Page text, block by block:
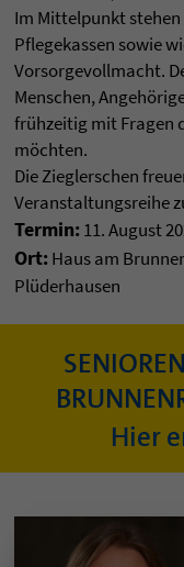
Im Mittelpunkt
Pflegekassen sowie
Vorsorgevollmacht.
Menschen,
frühzeitig mit Fragen
möchten.
Die Zieglerschen
Veranstaltungsreihe
Termin:11. August
Ort:Haus am
Plüderhausen
Hier